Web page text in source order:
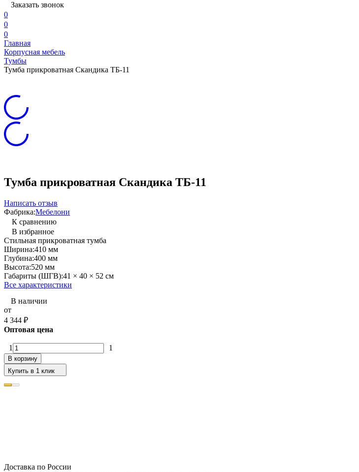
Заказать звонок
0
0
0
Главная
Корпусная мебель
Тумбы
Тумба прикроватная Скандика ТБ-11
Тумба прикроватная Скандика ТБ-11
Написать отзыв
Фабрика:Мебелони
К сравнению
В избранное
Стильная прикроватная тумба
Ширина:410 мм
Глубина:400 мм
Высота:520 мм
Габариты (ШГВ):41 × 40 × 52 см
Все характеристики
В наличии
от
4 344 ₽
Оптовая цена
1 1
В корзину
Купить в 1 клик
Доставка по России